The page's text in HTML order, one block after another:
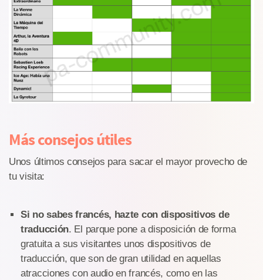
Más consejos útiles
Unos últimos consejos para sacar el mayor provecho de
tu visita:
Si no sabes francés, hazte con dispositivos de
traducción. El parque pone a disposición de forma
gratuita a sus visitantes unos dispositivos de
traducción, que son de gran utilidad en aquellas
atracciones con audio en francés, como en las